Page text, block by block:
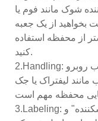
شوک مانند فوم یا
بخواهید از یک جعبه
از محفظه استفاده
کنید.
2.Handling: محفظه با احتیاط برای جلوگیری از آسیب روبرو
لیفتراک یا جک
3.Labeling: به وضوح محفظه را با برچسب های "شکننده" و